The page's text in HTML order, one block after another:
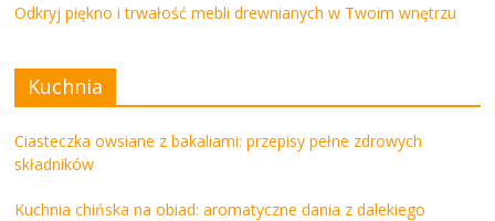
Odkryj piękno i trwałość mebli drewnianych w Twoim wnętrzu
Kuchnia
Ciasteczka owsiane z bakaliami: przepisy pełne zdrowych
składników
Kuchnia chińska na obiad: aromatyczne dania z dalekiego